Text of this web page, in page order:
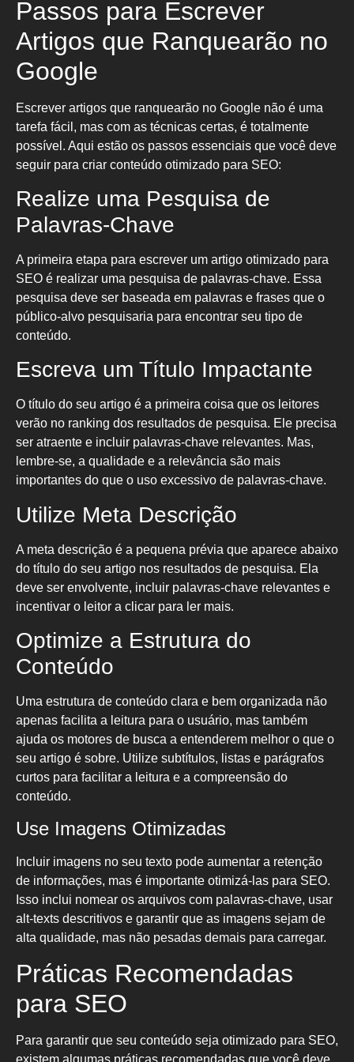
Passos para Escrever
Artigos que Ranquearão no
Google
Escrever artigos que ranquearão no Google não é uma
tarefa fácil, mas com as técnicas certas, é totalmente
possível. Aqui estão os passos essenciais que você deve
seguir para criar conteúdo otimizado para SEO:
Realize uma Pesquisa de
Palavras-Chave
A primeira etapa para escrever um artigo otimizado para
SEO é realizar uma pesquisa de palavras-chave. Essa
pesquisa deve ser baseada em palavras e frases que o
público-alvo pesquisaria para encontrar seu tipo de
conteúdo.
Escreva um Título Impactante
O título do seu artigo é a primeira coisa que os leitores
verão no ranking dos resultados de pesquisa. Ele precisa
ser atraente e incluir palavras-chave relevantes. Mas,
lembre-se, a qualidade e a relevância são mais
importantes do que o uso excessivo de palavras-chave.
Utilize Meta Descrição
A meta descrição é a pequena prévia que aparece abaixo
do título do seu artigo nos resultados de pesquisa. Ela
deve ser envolvente, incluir palavras-chave relevantes e
incentivar o leitor a clicar para ler mais.
Optimize a Estrutura do
Conteúdo
Uma estrutura de conteúdo clara e bem organizada não
apenas facilita a leitura para o usuário, mas também
ajuda os motores de busca a entenderem melhor o que o
seu artigo é sobre. Utilize subtítulos, listas e parágrafos
curtos para facilitar a leitura e a compreensão do
conteúdo.
Use Imagens Otimizadas
Incluir imagens no seu texto pode aumentar a retenção
de informações, mas é importante otimizá-las para SEO.
Isso inclui nomear os arquivos com palavras-chave, usar
alt-texts descritivos e garantir que as imagens sejam de
alta qualidade, mas não pesadas demais para carregar.
Práticas Recomendadas
para SEO
Para garantir que seu conteúdo seja otimizado para SEO,
existem algumas práticas recomendadas que você deve